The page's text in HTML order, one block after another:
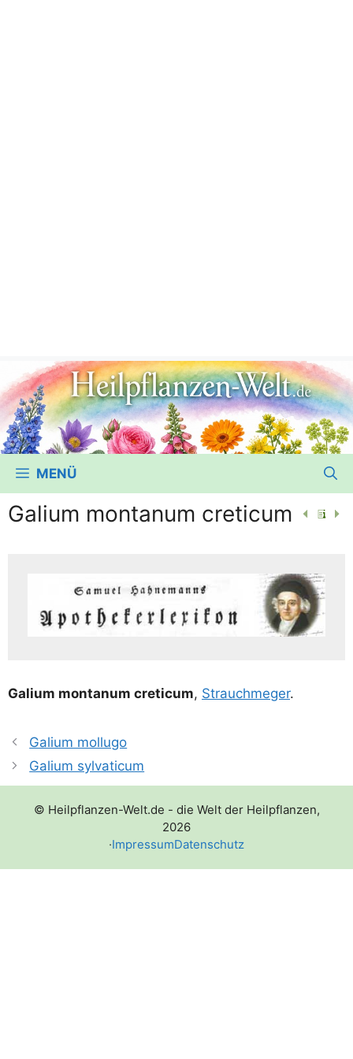
MENÜ
Galium montanum creticum
Gali­um mon­ta­num cre­ti­cum, Strauch­me­ger.
Galium mollugo
Galium sylvaticum
© Heilpflanzen-Welt.de - die Welt der Heilpflanzen,
2026
·ImpressumDatenschutz